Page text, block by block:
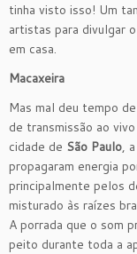
tinha visto isso! Um
artistas para divulgar
em casa.
Macaxeira
Mas mal deu tempo
de transmissão ao
cidade de São Paulo, a
propagaram energia
principalmente pelos
misturado às raízes
A porrada que o som
peito durante toda a